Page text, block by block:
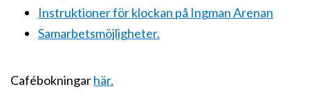
Instruktioner för klockan på Ingman Arenan
Samarbetsmöjligheter.
Cafébokningarhär.